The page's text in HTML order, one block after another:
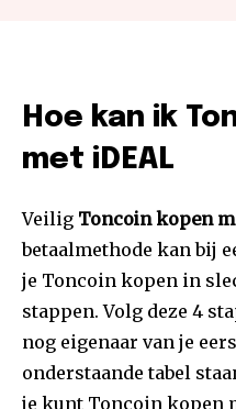
Hoe kan ik
met iDEAL
Veilig Toncoin kopen
betaalmethode kan bij
je Toncoin kopen in
stappen. Volg deze 4
nog eigenaar van je
onderstaande tabel
je kunt Toncoin kopen